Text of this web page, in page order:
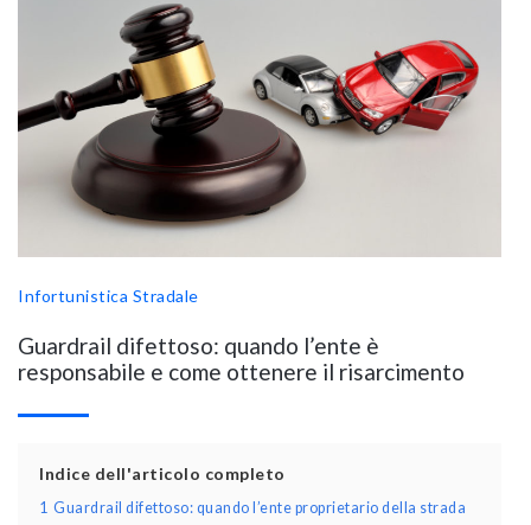
Infortunistica Stradale
Guardrail difettoso: quando l’ente è
responsabile e come ottenere il risarcimento
Indice dell'articolo completo
1 Guardrail difettoso: quando l’ente proprietario della strada